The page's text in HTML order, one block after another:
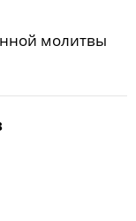
молитвы